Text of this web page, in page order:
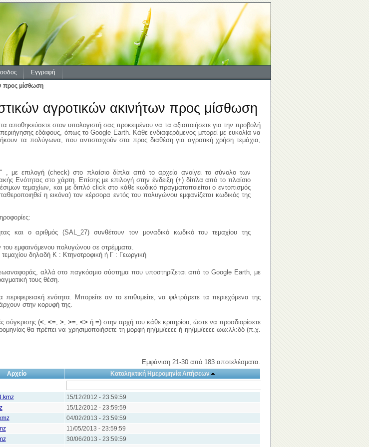
Εγγραφή
προς μίσθωση
αγροτικών ακινήτων προς μίσθωση
στον υπολογιστή σας προκειμένου να τα αξιοποιήσετε για την προβολή
εδάφους, όπως το Google Earth. Κάθε ενδιαφερόμενος μπορεί με ευκολία να
τα πολύγωνα, που αντιστοιχούν στα προς διαθέση για αγροτική χρήση τεμάχια,
επιλογή (check) στο πλαίσιο δίπλα από το αρχείο ανοίγει το σύνολο των
Ενότητας στο χάρτη. Επίσης με επιλογή στην ένδειξη (+) δίπλα από το πλαίσιο
τεμαχίων, και με διπλό click στο κάθε κωδικό πραγματοποιείται ο εντοπισμός
η εικόνα) τον κέρσορα εντός του πολυγώνου εμφανίζεται κωδικός της
και ο αριθμός (SAL_27) συνθέτουν τον μοναδικό κωδικό του τεμαχίου της
εμφαινόμενου πολυγώνου σε στρέμματα.
δηλαδή Κ : Κτηνοτροφική ή Γ : Γεωργική
αλλά στο παγκόσμιο σύστημα που υποστηρίζεται από το Google Earth, με
τους θέση.
ενότητα. Μπορείτε αν το επιθυμείτε, να φιλτράρετε τα περιεχόμενα της
στην κορυφή της.
σύγκρισης (<, <=, >, >=, <> ή =) στην αρχή του κάθε κριτηρίου, ώστε να προσδιορίσετε
θα πρέπει να χρησιμοποιήσετε τη μορφή ηη/μμ/εεεε ή ηη/μμ/εεεε ωω:λλ:δδ (π.χ.
Εμφάνιση 21-30 από 183 αποτελέσματα.
Αρχείο Καταληκτική Ημερομηνία Αιτήσεων
15/12/2012 - 23:59:59
15/12/2012 - 23:59:59
04/02/2013 - 23:59:59
11/05/2013 - 23:59:59
30/06/2013 - 23:59:59